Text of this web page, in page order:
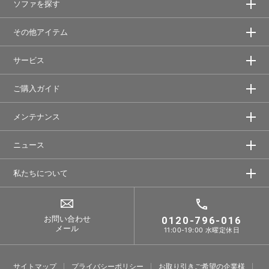
ソファを探す
その他アイテム
サービス
ご購入ガイド
メンテナンス
ニュース
私たちについて
お問い合わせ
メール
0120-796-016
11:00-19:00 水曜定休日
サイトマップ プライバシーポリシー お取り引きご希望の企業様